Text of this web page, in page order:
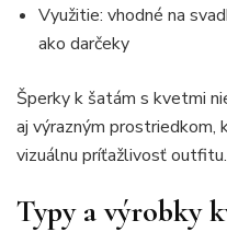
Využitie: vhodné na
ako darčeky
Šperky k šatám s kvetmi
aj výrazným
vizuálnu príťažlivosť outfitu.
Typy a výrobky